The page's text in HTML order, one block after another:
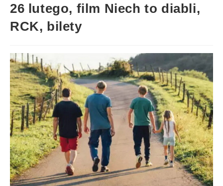
26 lutego, film Niech to diabli,
RCK, bilety